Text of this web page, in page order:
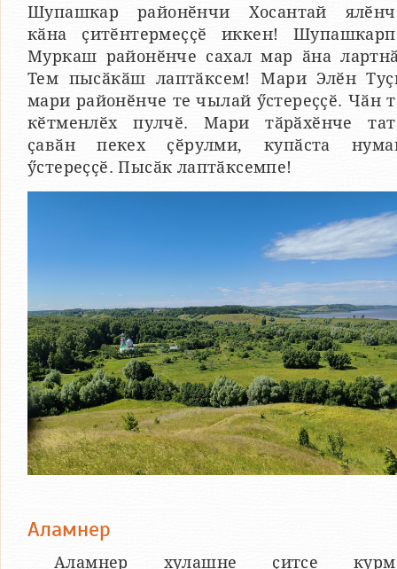
Шупашкар районӗнчи Хосантай
кӑна ҫитӗнтермеҫҫӗ иккен!
Муркаш районӗнче сахал мар ӑна
Тем пысӑкӑш лаптӑксем! Мари Элӗн
мари районӗнче те чылай ӳстереҫҫӗ. Чӑн
кӗтменлӗх пулчӗ. Мари тӑрӑхӗнче
ҫавӑн пекех ҫӗрулми, купӑста
ӳстереҫҫӗ. Пысӑк лаптӑксемпе!
Аламнер
Аламнер хулашне ҫитсе